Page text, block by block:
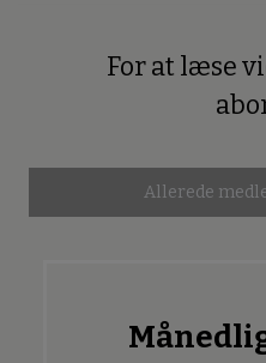
For at læse
Allerede